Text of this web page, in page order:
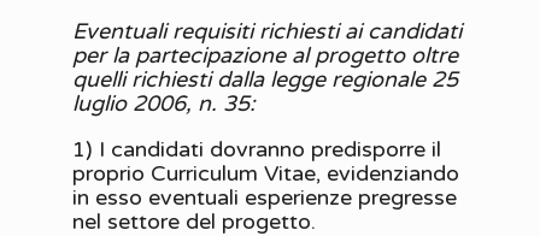
Eventuali requisiti richiesti ai candidati
per la partecipazione al progetto oltre
quelli richiesti dalla legge regionale 25
luglio 2006, n. 35:
1) I candidati dovranno predisporre il
proprio Curriculum Vitae, evidenziando
in esso eventuali esperienze pregresse
nel settore del progetto.